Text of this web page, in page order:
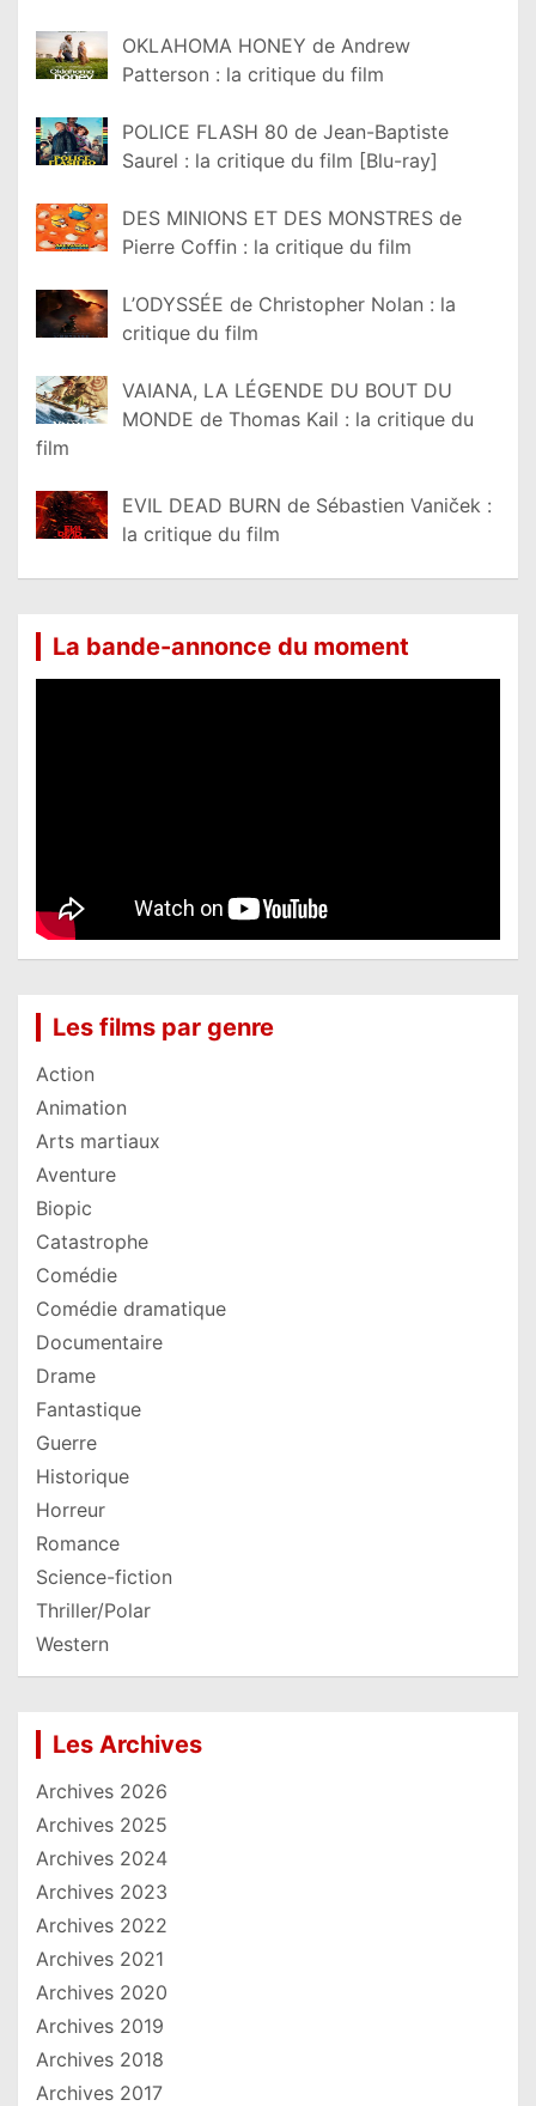
OKLAHOMA HONEY de Andrew
Patterson : la critique du film
POLICE FLASH 80 de Jean-Baptiste
Saurel : la critique du film [Blu-ray]
DES MINIONS ET DES MONSTRES de
Pierre Coffin : la critique du film
L’ODYSSÉE de Christopher Nolan : la
critique du film
VAIANA, LA LÉGENDE DU BOUT DU
MONDE de Thomas Kail : la critique du
film
EVIL DEAD BURN de Sébastien Vaniček :
la critique du film
La bande-annonce du moment
Les films par genre
Action
Animation
Arts martiaux
Aventure
Biopic
Catastrophe
Comédie
Comédie dramatique
Documentaire
Drame
Fantastique
Guerre
Historique
Horreur
Romance
Science-fiction
Thriller/Polar
Western
Les Archives
Archives 2026
Archives 2025
Archives 2024
Archives 2023
Archives 2022
Archives 2021
Archives 2020
Archives 2019
Archives 2018
Archives 2017